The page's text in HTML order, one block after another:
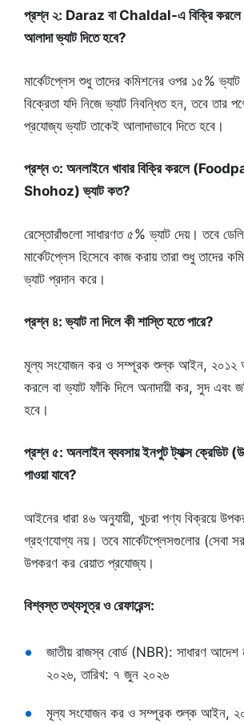
প্রশ্ন ২: Daraz বা Chaldal-এ বিক্রি করলে
আলাদা ভ্যাট দিতে হবে?
মার্কেটপ্লেস শুধু তাদের কমিশনের ওপর ১৫%
বিক্রেতা যদি নিজে ভ্যাট নিবন্ধিত হন, তবে তার
প্রযোজ্য ভ্যাট তাকেই আলাদাভাবে দিতে হবে।
প্রশ্ন ৩: অনলাইনে খাবার বিক্রি করলে
Shohoz) ভ্যাট কত?
রেস্তোরাঁগুলো সাধারণত ৫% ভ্যাট দেয়। তবে
মার্কেটপ্লেস হিসেবে কাজ করায় তারা শুধু তাদের
ভ্যাট প্রদান করে।
প্রশ্ন ৪: ভ্যাট না দিলে কী শাস্তি হতে পারে?
মূল্য সংযোজন কর ও সম্পূরক শুল্ক আইন, ২০১২
করলে বা ভ্যাট ফাঁকি দিলে অনাদায়ী কর, সুদ এবং
হবে।
প্রশ্ন ৫: অনলাইন ব্যবসায় ইনপুট ট্যাক্স ক্রেডিট
পাওয়া যাবে?
আইনের ধারা ৪৬ অনুযায়ী, খুচরা পণ্য বিক্রয়ে
গ্রহণযোগ্য নয়। তবে মার্কেটপ্লেসগুলোর (সেবা
উপকরণ কর রেয়াত প্রযোজ্য।
বিশ্বস্ত তথ্যসূত্র ও রেফারেন্স:
জাতীয় রাজস্ব বোর্ড (NBR): সাধারণ
২০২৬, তারিখ: ৭ জুন ২০২৬
মূল্য সংযোজন কর ও সম্পূরক শুল্ক আইন,